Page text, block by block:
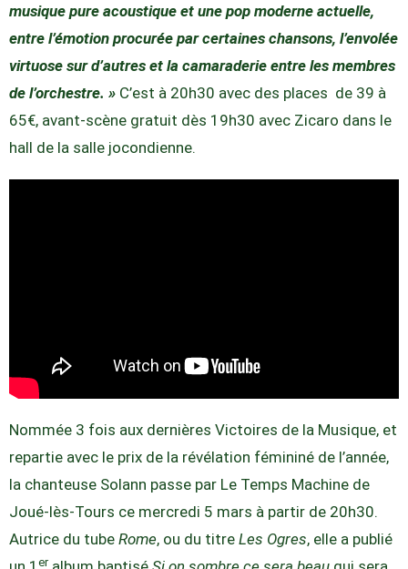
musique pure acoustique et une pop moderne actuelle,
entre l’émotion procurée par certaines chansons, l’envolée
virtuose sur d’autres et la camaraderie entre les membres
de l’orchestre. » C’est à 20h30 avec des places de 39 à
65€, avant-scène gratuit dès 19h30 avec Zicaro dans le
hall de la salle jocondienne.
Nommée 3 fois aux dernières Victoires de la Musique, et
repartie avec le prix de la révélation fémininé de l’année,
la chanteuse Solann passe par Le Temps Machine de
Joué-lès-Tours ce mercredi 5 mars à partir de 20h30.
Autrice du tube Rome, ou du titre Les Ogres, elle a publié
er